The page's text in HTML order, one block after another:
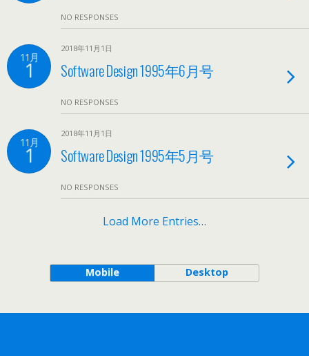
NO RESPONSES
11月
1
2018年11月1日
Software Design 1995年6月号
NO RESPONSES
11月
1
2018年11月1日
Software Design 1995年5月号
NO RESPONSES
Load More Entries…
Mobile Desktop